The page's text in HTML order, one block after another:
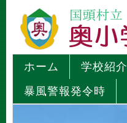
ホーム 学校紹介
暴風警報発令時